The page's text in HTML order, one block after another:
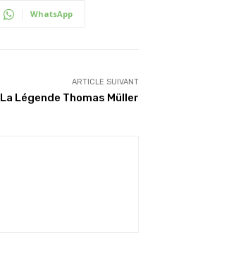
WhatsApp
ARTICLE SUIVANT
La Légende Thomas Müller